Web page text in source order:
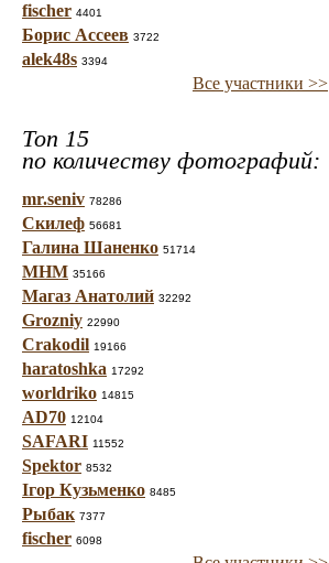
fischer 4401
Борис Ассеев 3722
alek48s 3394
Все участники >>
Топ 15
по количеству фотографий:
mr.seniv 78286
Скилеф 56681
Галина Шаненко 51714
МНМ 35166
Магаз Анатолий 32292
Grozniy 22990
Crakodil 19166
haratoshka 17292
worldriko 14815
AD70 12104
SAFARI 11552
Spektor 8532
Ігор Кузьменко 8485
Рыбак 7377
fischer 6098